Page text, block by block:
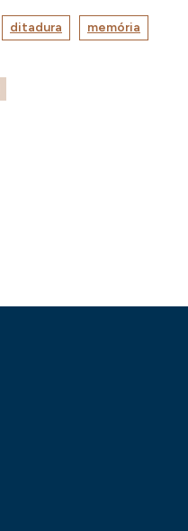
ditadura memória